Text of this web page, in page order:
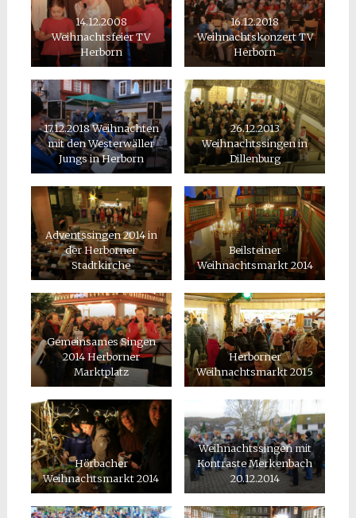
14.12.2008
Weihnachtsfeier TV
Herborn
16.12.2018
Weihnachtskonzert TV
Herborn
17.12.2018 Weihnachten
mit den Westerwäller
Jungs in Herborn
26.12.2013
Weihnachtssingen in
Dillenburg
Adventssingen 2014 in
der Herborner
Stadtkirche
Beilsteiner
Weihnachtsmarkt 2014
Gemeinsames Singen
2014 Herborner
Marktplatz
Herborner
Weihnachtsmarkt 2015
Hörbacher
Weihnachtsmarkt 2014
Weihnachtssingen mit
Kontraste Merkenbach
20.12.2014